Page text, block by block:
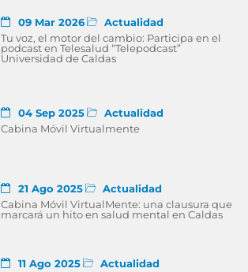
09 Mar 2026
Actualidad
Tu voz, el motor del cambio: Participa en el
podcast en Telesalud “Telepodcast”
Universidad de Caldas
04 Sep 2025
Actualidad
Cabina Móvil Virtualmente
21 Ago 2025
Actualidad
Cabina Móvil VirtualMente: una clausura que
marcará un hito en salud mental en Caldas
11 Ago 2025
Actualidad